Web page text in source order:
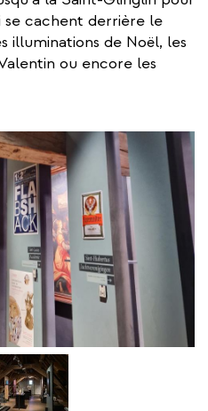
se cachent derrière le
illuminations de Noël, les
ou encore les